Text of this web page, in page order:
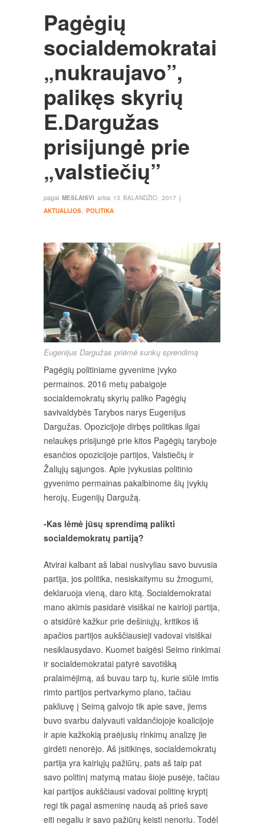
Pagėgių
socialdemokratai
„nukraujavo”,
palikęs skyrių
E.Dargužas
prisijungė prie
„valstiečių”
pagal MESLAISVI arba 13 BALANDŽIO, 2017 į
AKTUALIJOS, POLITIKA
Eugenijus Dargužas priėmė sunkų sprendimą
Pagėgių politiniame gyvenime įvyko
permainos. 2016 metų pabaigoje
socialdemokratų skyrių paliko Pagėgių
savivaldybės Tarybos narys Eugenijus
Dargužas. Opozicijoje dirbęs politikas ilgai
nelaukęs prisijungė prie kitos Pagėgių taryboje
esančios opozicijoje partijos, Valstiečių ir
Žaliųjų sąjungos. Apie įvykusias politinio
gyvenimo permainas pakalbinome šių įvykių
herojų, Eugenijų Dargužą.
-Kas lėmė jūsų sprendimą palikti
socialdemokratų partiją?
Atvirai kalbant aš labai nusivyliau savo buvusia
partija, jos politika, nesiskaitymu su žmogumi,
deklaruoja vieną, daro kitą. Socialdemokratai
mano akimis pasidarė visiškai ne kairioji partija,
o atsidūrė kažkur prie dešiniųjų, kritikos iš
apačios partijos aukščiausieji vadovai visiškai
nesiklausydavo. Kuomet baigėsi Seimo rinkimai
ir socialdemokratai patyrė savotišką
pralaimėjimą, aš buvau tarp tų, kurie siūlė imtis
rimto partijos pertvarkymo plano, tačiau
pakliuvę į Seimą galvojo tik apie save, jiems
buvo svarbu dalyvauti valdančiojoje koalicijoje
ir apie kažkokią praėjusių rinkimų analizę jie
girdėti nenorėjo. Aš įsitikinęs, socialdemokratų
partija yra kairiųjų pažiūrų, pats aš taip pat
savo politinį matymą matau šioje pusėje, tačiau
kai partijos aukščiausi vadovai politinę kryptį
regi tik pagal asmeninę naudą aš prieš save
eiti negaliu ir savo pažiūrų keisti nenoriu. Todėl